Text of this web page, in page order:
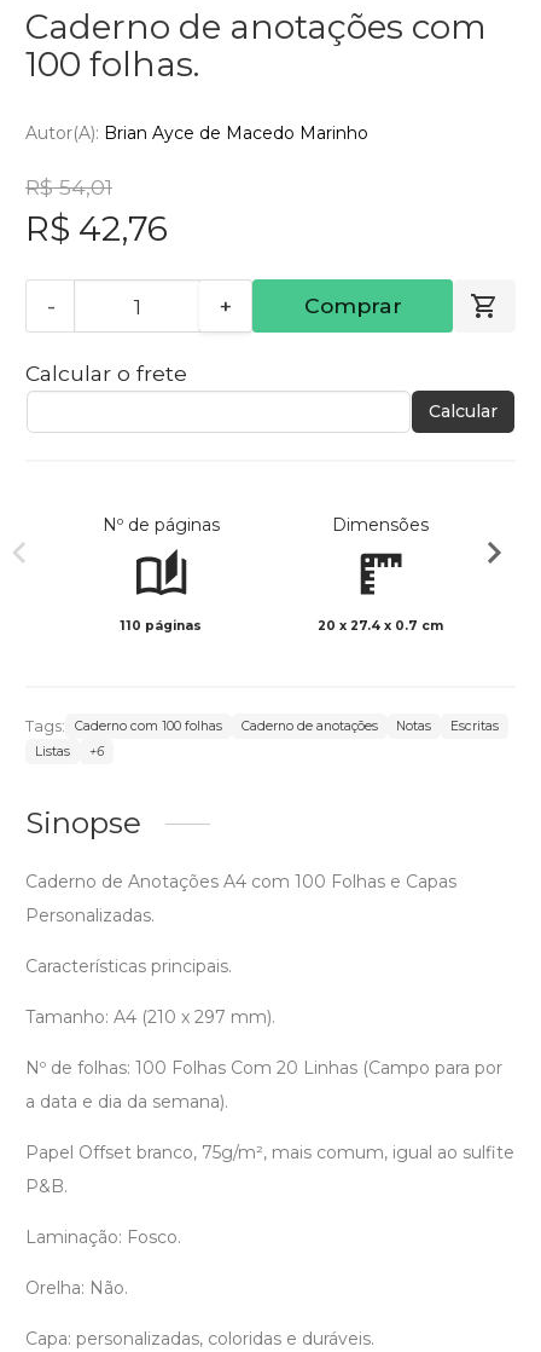
Caderno de anotações com
100 folhas.
Autor(a): Brian Ayce de Macedo Marinho
R$ 54,01
R$ 42,76
- + Comprar
Calcular o frete
Calcular
Nº de páginas
110 páginas
Dimensões
20 x 27.4 x 0.7 cm
Tags: Caderno com 100 folhas Caderno de anotações Notas
Escritas
Listas
+6
Sinopse
Caderno de Anotações A4 com 100 Folhas e Capas
Personalizadas.
Características principais.
Tamanho: A4 (210 x 297 mm).
Nº de folhas: 100 Folhas Com 20 Linhas (Campo para por
a data e dia da semana).
Papel Offset branco, 75g/m², mais comum, igual ao sulfite
P&B.
Laminação: Fosco.
Orelha: Não.
Capa: personalizadas, coloridas e duráveis.